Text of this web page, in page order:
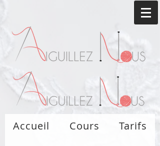
Accueil Cours Tarifs